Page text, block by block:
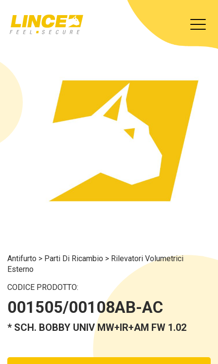
Antifurto > Parti Di Ricambio > Rilevatori Volumetrici
Esterno
CODICE PRODOTTO:
001505/00108AB-AC
* SCH. BOBBY UNIV MW+IR+AM FW 1.02